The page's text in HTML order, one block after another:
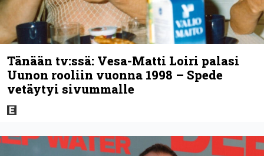
Tänään tv:ssä: Vesa-Matti Loiri palasi
Uunon rooliin vuonna 1998 – Spede
vetäytyi sivummalle